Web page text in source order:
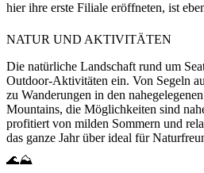
hier ihre erste Filiale eröffneten, ist
NATUR UND AKTIVITÄTEN
Die natürliche Landschaft rund um
Outdoor-Aktivitäten ein. Von Segeln
zu Wanderungen in den
Mountains, die Möglichkeiten sind
profitiert von milden Sommern und
das ganze Jahr über ideal für
🌊⛰️